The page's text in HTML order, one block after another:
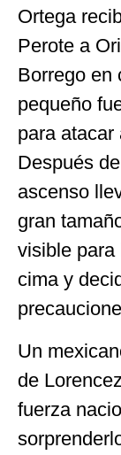
Ortega
Perote a
Borrego en
pequeño
para atacar
Después
ascenso
gran
visible para
cima y
Un
de
fuerza